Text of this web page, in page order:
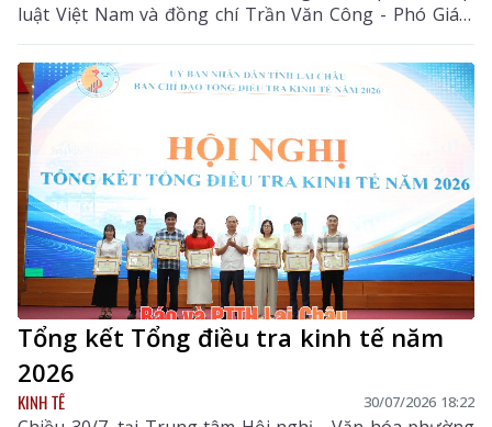
luật Việt Nam và đồng chí Trần Văn Công - Phó Giám
đốc Sở Văn hóa, Thể thao và Du lịch tỉnh Lai Châu.
Tổng kết Tổng điều tra kinh tế năm
2026
KINH TẾ 30/07/2026 18:22